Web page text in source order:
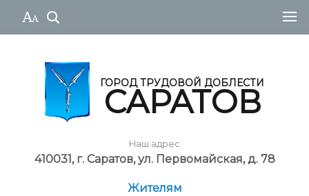
ГОРОД ТРУДОВОЙ ДОБЛЕСТИ
САРАТОВ
Наш адрес
410031, г. Саратов, ул. Первомайская, д. 78
Жителям